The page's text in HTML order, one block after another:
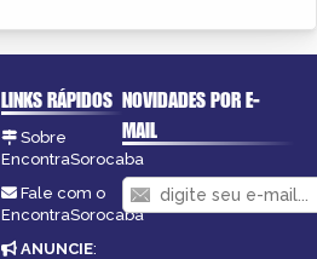
LINKS RÁPIDOS
Sobre
EncontraSorocaba
Fale com o
EncontraSorocaba
ANUNCIE:
NOVIDADES POR E-
MAIL